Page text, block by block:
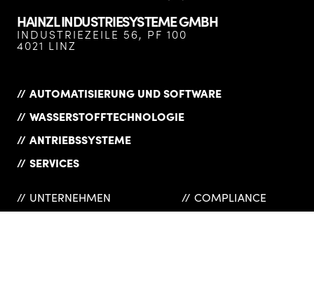
HAINZL INDUSTRIESYSTEME GMBH
INDUSTRIEZEILE 56, PF 100
4021 LINZ
AUTOMATISIERUNG UND SOFTWARE
WASSERSTOFFTECHNOLOGIE
ANTRIEBSSYSTEME
SERVICES
UNTERNEHMEN
COMPLIANCE